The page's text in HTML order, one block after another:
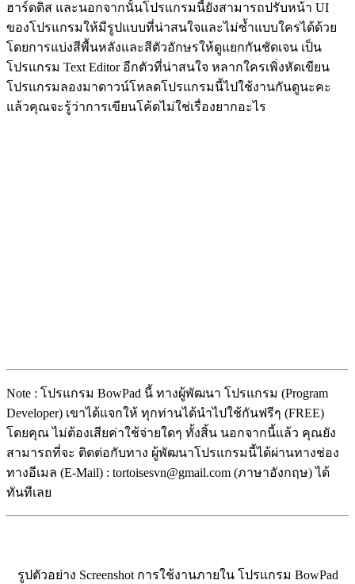
ฮาร์ดดิส และนอกจากนั้นโปรแกรมนี้ยังสามารถปรับหน้า UI
ของโปรแกรมให้มีรูปแบบที่น่าสนใจและไม่ซ้ำแบบใครได้ด้วย
โดยการแบ่งสีพื้นหลังและสีตัวอักษรให้ดูแยกกันชัดเจน เป็น
โปรแกรม Text Editor อีกตัวที่น่าสนใจ หลากใครเพิ่งหัดเขียน
โปรแกรมลองมาดาวน์โหลดโปรแกรมนี้ไปใช้งานกันดูนะคะ
แล้วคุณจะรู้ว่าการเขียนโค้ดไม่ใช่เรื่องยากอะไร
Note : โปรแกรม BowPad นี้ ทางผู้พัฒนา โปรแกรม (Program
Developer) เขาได้แจกให้ ทุกท่านได้นำไปใช้กันฟรีๆ (FREE)
โดยคุณ ไม่ต้องเสียค่าใช้จ่ายใดๆ ทั้งสิ้น นอกจากนี้แล้ว คุณยัง
สามารถที่จะ ติดต่อกับทาง ผู้พัฒนาโปรแกรมนี้ได้ผ่านทางช่อง
ทางอีเมล (E-Mail) : tortoisesvn@gmail.com (ภาษาอังกฤษ) ได้
ทันทีเลย
รูปตัวอย่าง Screenshot การใช้งานภายใน โปรแกรม BowPad